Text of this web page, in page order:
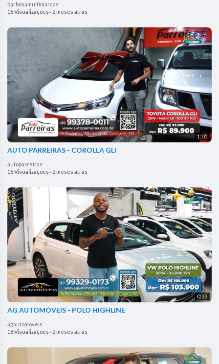
barbosamultimarcas
16 Visualizações · 2 meses atrás
1:05
AUTO PARREIRAS - COROLLA GLI
autoparreiras
16 Visualizações · 2 meses atrás
0:32
AG AUTOMÓVEIS - POLO HIGHLINE
agautomoveis
18 Visualizações · 2 meses atrás